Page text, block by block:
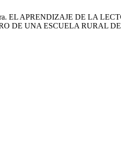
EL APRENDIZAJE DE LA
DE UNA ESCUELA RURAL